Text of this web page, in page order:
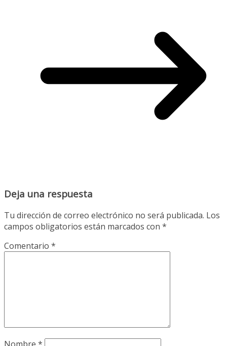
Deja una respuesta
Tu dirección de correo electrónico no será publicada. Los
campos obligatorios están marcados con *
Comentario *